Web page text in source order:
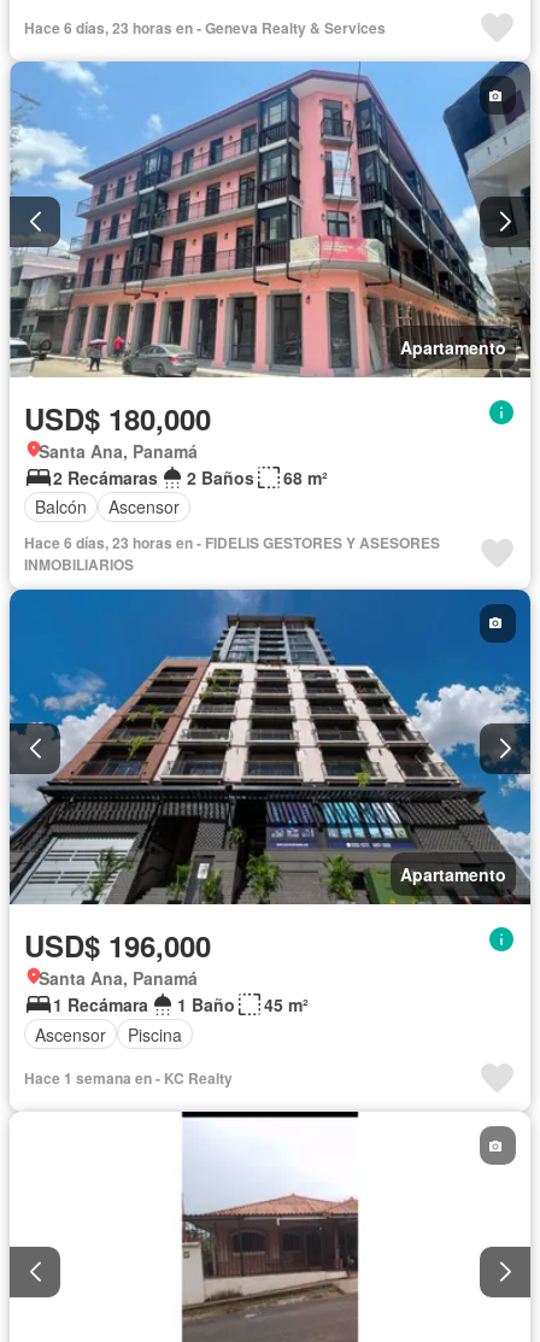
Hace 6 días, 23 horas en - Geneva Realty & Services
Apartamento
USD$ 180,000
Santa Ana, Panamá
2 Recámaras
2 Baños
68 m²
Balcón
Ascensor
Hace 6 días, 23 horas en - FIDELIS GESTORES Y ASESORES
INMOBILIARIOS
Apartamento
USD$ 196,000
Santa Ana, Panamá
1 Recámara
1 Baño
45 m²
Ascensor
Piscina
Hace 1 semana en - KC Realty